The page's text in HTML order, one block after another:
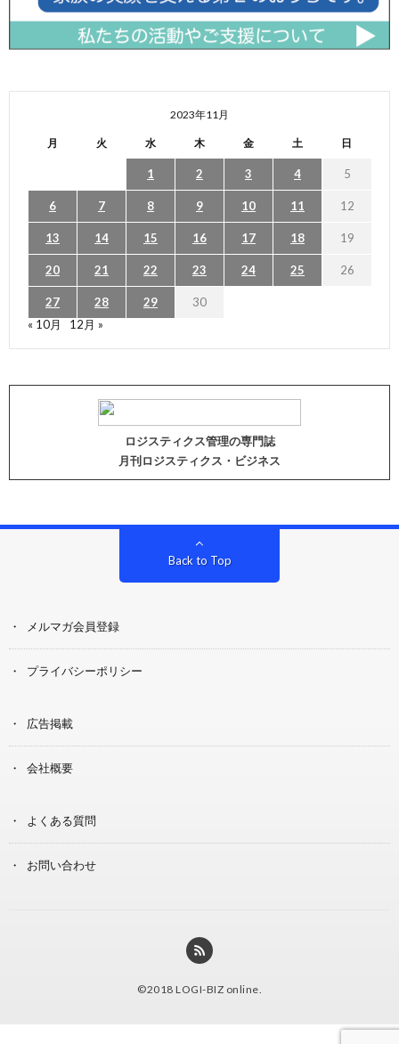
2023年11月
月 火 水 木 金 土 日
1 2 3 4 5
6 7 8 9 10 11 12
13 14 15 16 17 18 19
20 21 22 23 24 25 26
27 28 29
30
« 10月
12月 »
ロジスティクス管理の専門誌
月刊ロジスティクス・ビジネス
Back to Top
メルマガ会員登録
プライバシーポリシー
広告掲載
会社概要
よくある質問
お問い合わせ
©2018 LOGI-BIZ online